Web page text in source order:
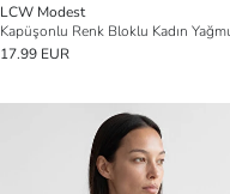
LCW Modest
Kapüşonlu Renk Bloklu Kadın
17.99 EUR